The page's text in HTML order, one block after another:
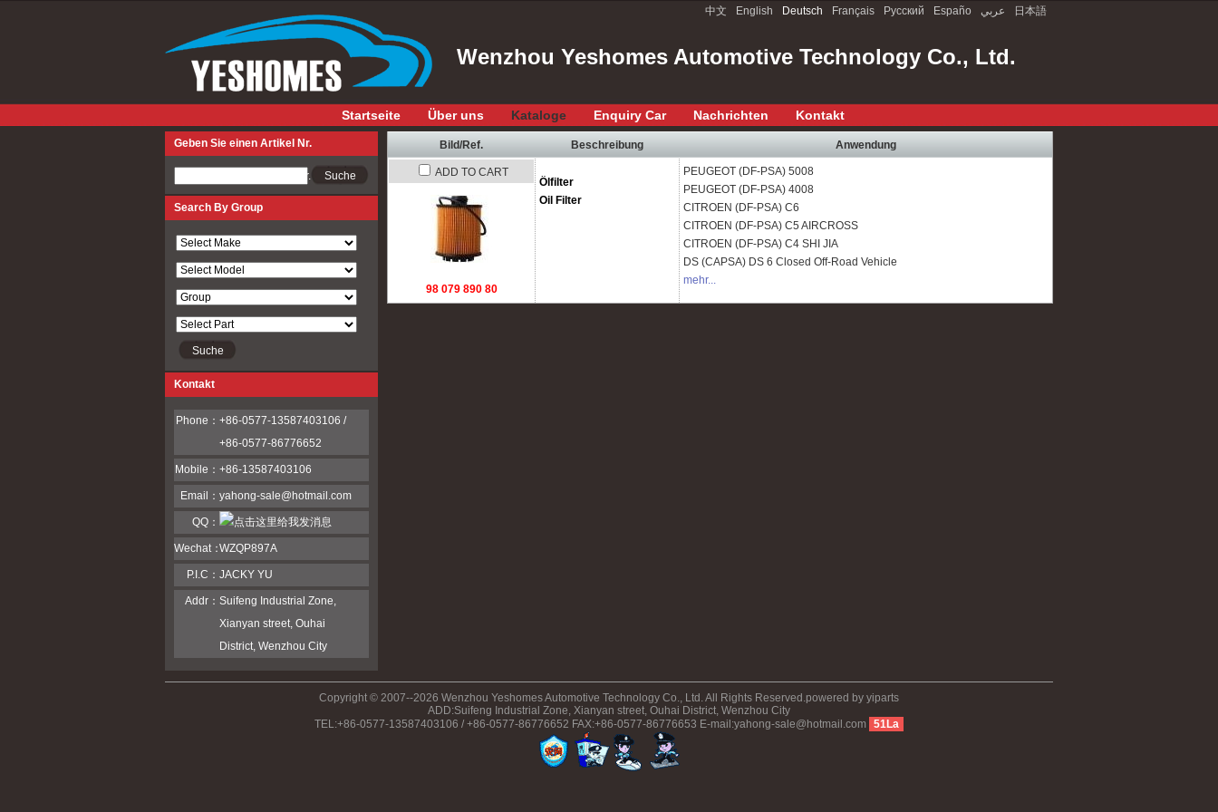
中文 English Deutsch Français Русский Españo عربي 日本語
Wenzhou Yeshomes Automotive Technology Co., Ltd.
Startseite Über uns Kataloge Enquiry Car Nachrichten Kontakt
Bild/Ref. Beschreibung Anwendung
ADD TO CART
98 079 890 80
Ölfilter
Oil Filter
PEUGEOT (DF-PSA) 5008
PEUGEOT (DF-PSA) 4008
CITROEN (DF-PSA) C6
CITROEN (DF-PSA) C5 AIRCROSS
CITROEN (DF-PSA) C4 SHI JIA
DS (CAPSA) DS 6 Closed Off-Road Vehicle
mehr...
Geben Sie einen Artikel Nr.
Geben Sie einen Artikel Nr.
Search By Group
Kontakt
Phone： +86-0577-13587403106 /
+86-0577-86776652
Mobile： +86-13587403106
Email： yahong-sale@hotmail.com
QQ：
Wechat：WZQP897A
P.I.C： JACKY YU
Addr： Suifeng Industrial Zone,
Xianyan street, Ouhai
District, Wenzhou City
Copyright © 2007--2026 Wenzhou Yeshomes Automotive Technology Co., Ltd. All Rights Reserved.powered by yiparts
ADD:Suifeng Industrial Zone, Xianyan street, Ouhai District, Wenzhou City
TEL:+86-0577-13587403106 / +86-0577-86776652 FAX:+86-0577-86776653 E-mail:yahong-sale@hotmail.com
51La